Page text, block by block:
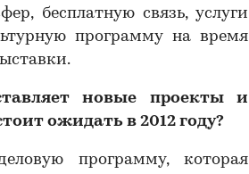
бесплатную связь, услуги
программу на время
новые проекты и
ожидать в 2012 году?
программу, которая